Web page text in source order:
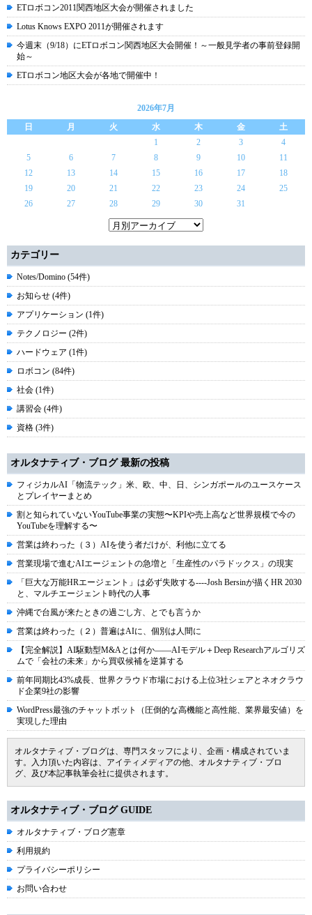
ETロボコン2011関西地区大会が開催されました
Lotus Knows EXPO 2011が開催されます
今週末（9/18）にETロボコン関西地区大会開催！～一般見学者の事前登録開
始～
ETロボコン地区大会が各地で開催中！
2026年7月
日
月 火 水 木 金
土
1
2 3
4
5
6 7 8 9 10
11
12
13 14 15 16 17
18
19
20 21 22 23 24
25
26
27 28 29 30 31
カテゴリー
Notes/Domino (54件)
お知らせ (4件)
アプリケーション (1件)
テクノロジー (2件)
ハードウェア (1件)
ロボコン (84件)
社会 (1件)
講習会 (4件)
資格 (3件)
オルタナティブ・ブログ 最新の投稿
フィジカルAI「物流テック」米、欧、中、日、シンガポールのユースケース
とプレイヤーまとめ
割と知られていないYouTube事業の実態〜KPIや売上高など世界規模で今の
YouTubeを理解する〜
営業は終わった（３）AIを使う者だけが、利他に立てる
営業現場で進むAIエージェントの急増と「生産性のパラドックス」の現実
「巨大な万能HRエージェント」は必ず失敗する----Josh Bersinが描くHR 2030
と、マルチエージェント時代の人事
沖縄で台風が来たときの過ごし方、とでも言うか
営業は終わった（２）普遍はAIに、個別は人間に
【完全解説】AI駆動型M&Aとは何か――AIモデル＋Deep Researchアルゴリズ
ムで「会社の未来」から買収候補を逆算する
前年同期比43%成長、世界クラウド市場における上位3社シェアとネオクラウ
ド企業9社の影響
WordPress最強のチャットボット（圧倒的な高機能と高性能、業界最安値）を
実現した理由
オルタナティブ・ブログは、専門スタッフにより、企画・構成されていま
す。入力頂いた内容は、アイティメディアの他、オルタナティブ・ブロ
グ、及び本記事執筆会社に提供されます。
オルタナティブ・ブログ GUIDE
オルタナティブ・ブログ憲章
利用規約
プライバシーポリシー
お問い合わせ